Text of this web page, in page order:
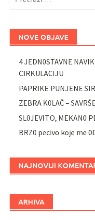
NOVE OBJAVE
4 JEDN0STAVNE
CIRKULACIJU
PAPRIKE PUNJENE
ZEBRA K0LAČ –
SL0JEVITO, MEKAN0
BRZ0 pecivo koje me
NAJNOVIJI
ARHIVA